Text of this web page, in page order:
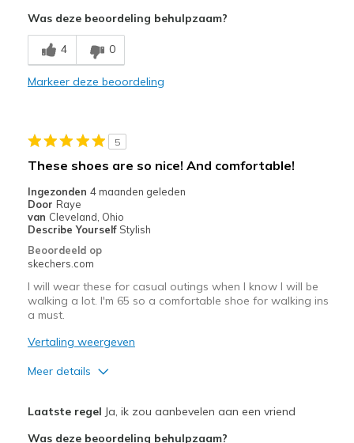
Breathe Well
Comfortable
Beste toepassingen
Going Out
Sizing
Feels true to size
View On Shoes
Was deze beoordeling behulpzaam?
4 0
Markeer deze beoordeling
5
These shoes are so nice! And comfortable!
Ingezonden 4 maanden geleden
Door Raye
van Cleveland, Ohio
Describe Yourself Stylish
Beoordeeld op
skechers.com
I will wear these for casual outings when I know I will be
walking a lot. I'm 65 so a comfortable shoe for walking ins
a must.
Vertaling weergeven
Meer details
Laatste regel Ja, ik zou aanbevelen aan een vriend
Was deze beoordeling behulpzaam?